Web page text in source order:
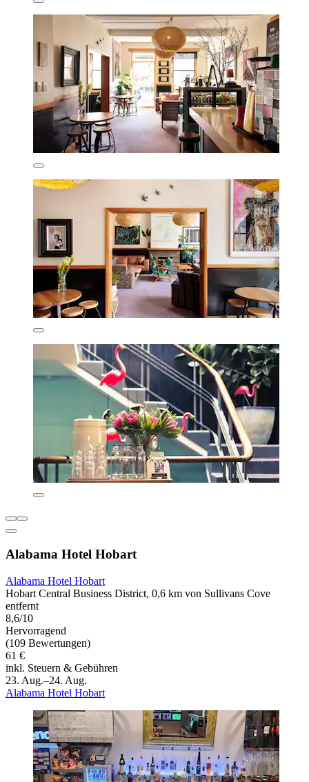
Alabama Hotel Hobart
Alabama Hotel Hobart
Hobart Central Business District, 0,6 km von Sullivans Cove
entfernt
8,6/10
Hervorragend
(109 Bewertungen)
61 €
inkl. Steuern & Gebühren
23. Aug.–24. Aug.
Alabama Hotel Hobart